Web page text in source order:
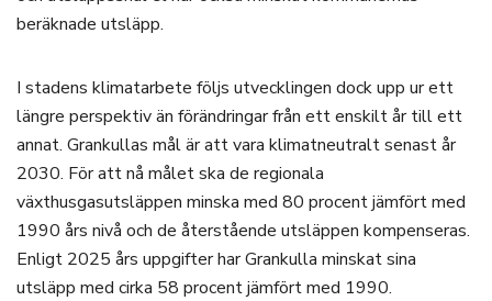
beräknade utsläpp.
I stadens klimatarbete följs utvecklingen dock upp ur ett
längre perspektiv än förändringar från ett enskilt år till ett
annat. Grankullas mål är att vara klimatneutralt senast år
2030. För att nå målet ska de regionala
växthusgasutsläppen minska med 80 procent jämfört med
1990 års nivå och de återstående utsläppen kompenseras.
Enligt 2025 års uppgifter har Grankulla minskat sina
utsläpp med cirka 58 procent jämfört med 1990.